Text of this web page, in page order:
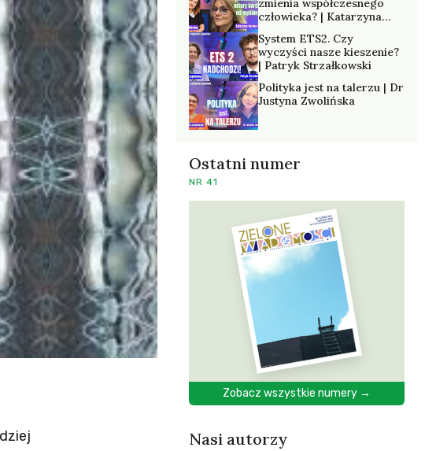
zmienia współczesnego
człowieka? | Katarzyna
System ETS2. Czy
wyczyści nasze kieszenie?
| Patryk Strzałkowski
Polityka jest na talerzu | Dr
Justyna Zwolińska
Ostatni numer
NR 41
Zobacz wszystkie numery →
Nasi autorzy